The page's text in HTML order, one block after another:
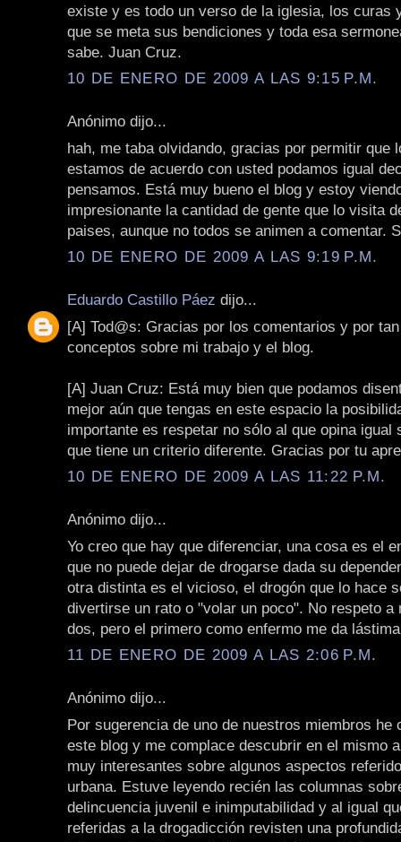
existe y es todo un verso de la iglesia, los curas
que se meta sus bendiciones y toda esa
sabe. Juan Cruz.
10 DE ENERO DE 2009 A LAS 9:15 P.M.
Anónimo dijo...
hah, me taba olvidando, gracias por permitir que
estamos de acuerdo con usted podamos igual
pensamos. Está muy bueno el blog y estoy
impresionante la cantidad de gente que lo visita
paises, aunque no todos se animen a comentar.
10 DE ENERO DE 2009 A LAS 9:19 P.M.
Eduardo Castillo Páez dijo...
[A] Tod@s: Gracias por los comentarios y por
conceptos sobre mi trabajo y el blog.
[A] Juan Cruz: Está muy bien que podamos
mejor aún que tengas en este espacio la
importante es respetar no sólo al que opina igual
que tiene un criterio diferente. Gracias por tu
10 DE ENERO DE 2009 A LAS 11:22 P.M.
Anónimo dijo...
Yo creo que hay que diferenciar, una cosa es el
que no puede dejar de drogarse dada su
otra distinta es el vicioso, el drogón que lo hace
divertirse un rato o "volar un poco". No respeto a
dos, pero el primero como enfermo me da
11 DE ENERO DE 2009 A LAS 2:06 P.M.
Anónimo dijo...
Por sugerencia de uno de nuestros miembros he
este blog y me complace descubrir en el mismo
muy interesantes sobre algunos aspectos
urbana. Estuve leyendo recién las columnas
delincuencia juvenil e inimputabilidad y al igual
referidas a la drogadicción revisten una